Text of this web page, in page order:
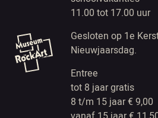
11.00 tot 17.00 uur
Gesloten op 1e
Nieuwjaarsdag.
Entree
tot 8 jaar gratis
8 t/m 15 jaar € 9,00